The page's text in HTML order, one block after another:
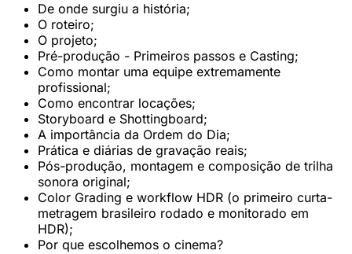
De onde surgiu a história;
O roteiro;
O projeto;
Pré-produção - Primeiros passos e Casting;
Como montar uma equipe extremamente
profissional;
Como encontrar locações;
Storyboard e Shottingboard;
A importância da Ordem do Dia;
Prática e diárias de gravação reais;
Pós-produção, montagem e composição de trilha
sonora original;
Color Grading e workflow HDR (o primeiro curta-
metragem brasileiro rodado e monitorado em
HDR);
Por que escolhemos o cinema?